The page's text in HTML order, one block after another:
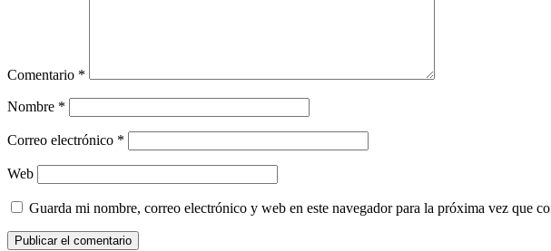
Comentario *
Nombre *
Correo electrónico *
Web
Guarda mi nombre, correo electrónico y web en este navegador para la próxima vez que